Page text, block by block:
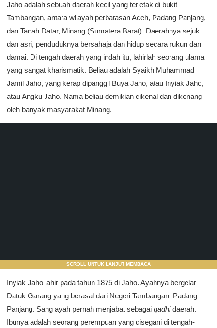
Jaho adalah sebuah daerah kecil yang terletak di bukit
Tambangan, antara wilayah perbatasan Aceh, Padang Panjang,
dan Tanah Datar, Minang (Sumatera Barat). Daerahnya sejuk
dan asri, penduduknya bersahaja dan hidup secara rukun dan
damai. Di tengah daerah yang indah itu, lahirlah seorang ulama
yang sangat kharismatik. Beliau adalah Syaikh Muhammad
Jamil Jaho, yang kerap dipanggil Buya Jaho, atau Inyiak Jaho,
atau Angku Jaho. Nama beliau demikian dikenal dan dikenang
oleh banyak masyarakat Minang.
SCROLL UNTUK LANJUT MEMBACA
Inyiak Jaho lahir pada tahun 1875 di Jaho. Ayahnya bergelar
Datuk Garang yang berasal dari Negeri Tambangan, Padang
Panjang. Sang ayah pernah menjabat sebagai qadhidaerah.
Ibunya adalah seorang perempuan yang disegani di tengah-